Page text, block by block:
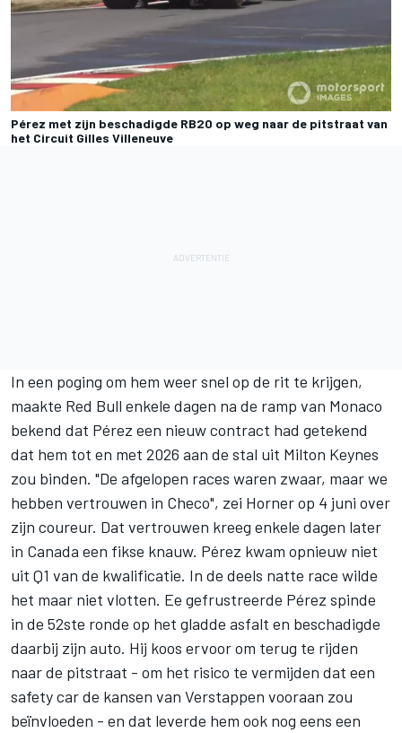
Pérez met zijn beschadigde RB20 op weg naar de pitstraat van
het Circuit Gilles Villeneuve
In een poging om hem weer snel op de rit te krijgen,
maakte Red Bull enkele dagen na de ramp van Monaco
bekend dat Pérez een nieuw contract had getekend
dat hem tot en met 2026 aan de stal uit Milton Keynes
zou binden. "De afgelopen races waren zwaar, maar we
hebben vertrouwen in Checo", zei Horner op 4 juni over
zijn coureur. Dat vertrouwen kreeg enkele dagen later
in Canada een fikse knauw. Pérez kwam opnieuw niet
uit Q1 van de kwalificatie. In de deels natte race wilde
het maar niet vlotten. Ee gefrustreerde Pérez spinde
in de 52ste ronde op het gladde asfalt en beschadigde
daarbij zijn auto. Hij koos ervoor om terug te rijden
naar de pitstraat - om het risico te vermijden dat een
safety car de kansen van Verstappen vooraan zou
beïnvloeden - en dat leverde hem ook nog eens een